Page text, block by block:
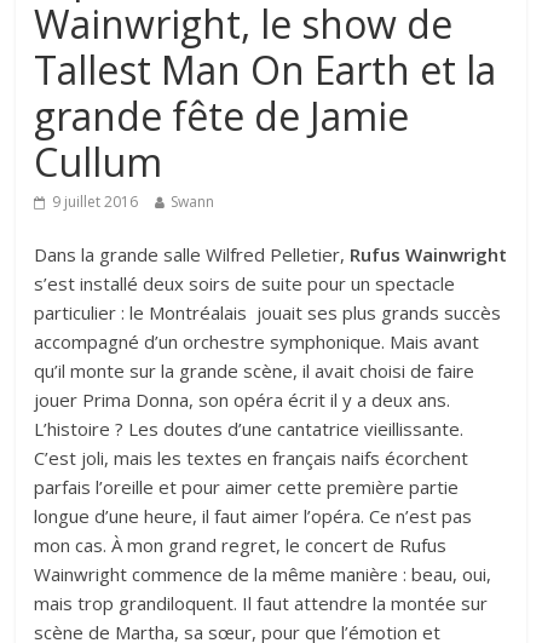
Wainwright, le show de
Tallest Man On Earth et la
grande fête de Jamie
Cullum
9 juillet 2016 Swann
Dans la grande salle Wilfred Pelletier, Rufus Wainwright
s’est installé deux soirs de suite pour un spectacle
particulier : le Montréalais jouait ses plus grands succès
accompagné d’un orchestre symphonique. Mais avant
qu’il monte sur la grande scène, il avait choisi de faire
jouer Prima Donna, son opéra écrit il y a deux ans.
L’histoire ? Les doutes d’une cantatrice vieillissante.
C’est joli, mais les textes en français naifs écorchent
parfais l’oreille et pour aimer cette première partie
longue d’une heure, il faut aimer l’opéra. Ce n’est pas
mon cas. À mon grand regret, le concert de Rufus
Wainwright commence de la même manière : beau, oui,
mais trop grandiloquent. Il faut attendre la montée sur
scène de Martha, sa sœur, pour que l’émotion et